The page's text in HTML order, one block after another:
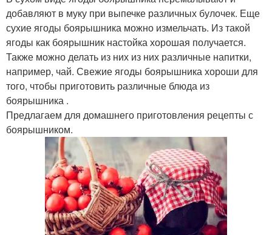
добавляют в муку при выпечке различных булочек. Еще
сухие ягоды боярышника можно измельчать. Из такой
ягоды как боярышник настойка хорошая получается.
Также можно делать из них из них различные напитки,
например, чай. Свежие ягоды боярышника хороши для
того, чтобы приготовить различные блюда из
боярышника .
Предлагаем для домашнего приготовления рецепты с
боярышником.